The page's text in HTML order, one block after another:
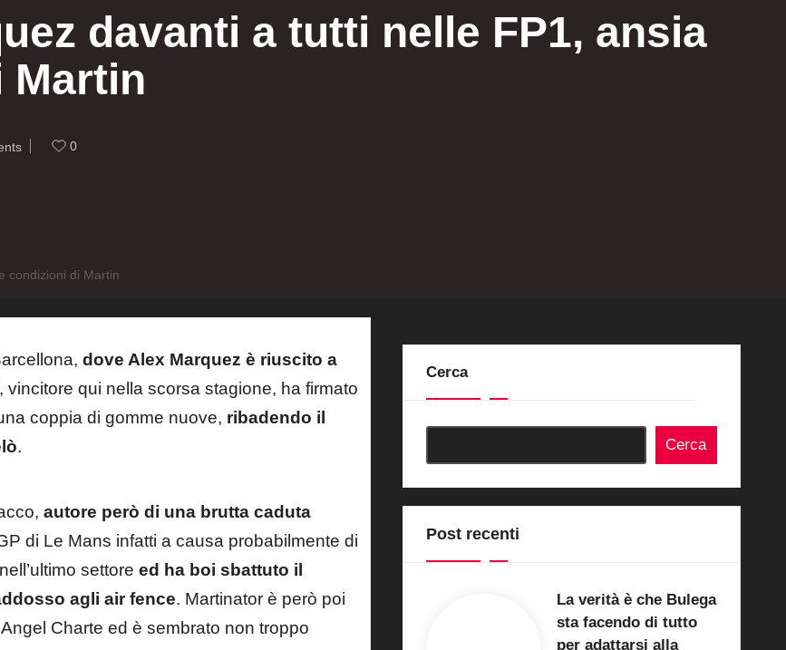
davanti a tutti nelle FP1, ansia
Martin
0
condizioni di Martin
dove Alex Marquez è riuscito a
vincitore qui nella scorsa stagione, ha firmato
coppia di gomme nuove, ribadendo il
.
autore però di una brutta caduta
di Le Mans infatti a causa probabilmente di
settore ed ha boi sbattuto il
agli air fence. Martinator è però poi
Charte ed è sembrato non troppo
Cerca
Cerca
Post recenti
La verità è che Bulega
sta facendo di tutto
per adattarsi alla